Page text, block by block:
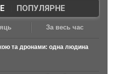
| ПОПУЛЯРНЕ
За весь час
та дронами: одна людина